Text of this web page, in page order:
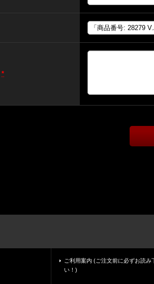
*
ご利用案内 (ご注文前に必ずお読み
い！)